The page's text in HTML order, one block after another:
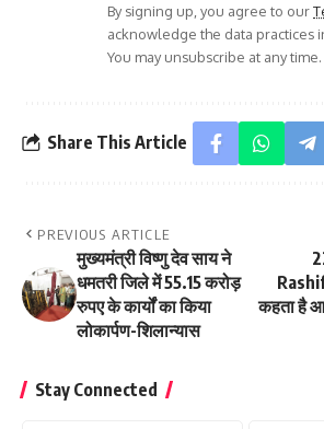
By signing up, you agree to our
acknowledge the data practices
You may unsubscribe at any time.
Share This Article
PREVIOUS ARTICLE
मुख्यमंत्री विष्णु देव साय ने
धमतरी जिले में 55.15 करोड़
रुपए के कार्यों का किया
लोकार्पण-शिलान्यास
कहता है
Stay Connected